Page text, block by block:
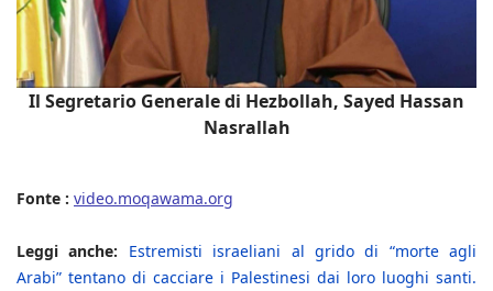
Il Segretario Generale di Hezbollah, Sayed Hassan
Nasrallah
Fonte : video.moqawama.org
Leggi anche:
Estremisti israeliani al grido di “morte agli
Arabi” tentano di cacciare i Palestinesi dai loro luoghi santi.